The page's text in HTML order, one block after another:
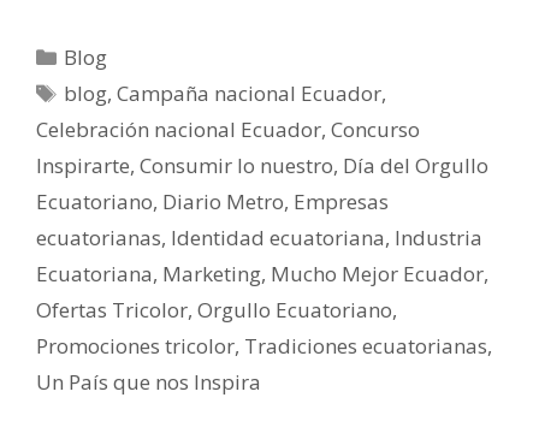
Blog
blog,Campaña nacional Ecuador,
Celebración nacional Ecuador, Concurso
Inspirarte, Consumir lo nuestro, Día del Orgullo
Ecuatoriano, Diario Metro, Empresas
ecuatorianas, Identidad ecuatoriana, Industria
Ecuatoriana, Marketing, Mucho Mejor Ecuador,
Ofertas Tricolor, Orgullo Ecuatoriano,
Promociones tricolor, Tradiciones ecuatorianas,
Un País que nos Inspira